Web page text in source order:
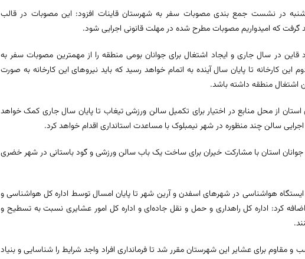
در نشست جمع بندی مصوبات سفر به شهرستان قاینات افزود: این مصوبات در قالب
گرفت که امیدواریم مصوبات مطرح شده در مهلت قانونی اجرایی شود.
قاین در سال جاری و ایجاد اشتغال برای جوانان بومی منطقه را از مهمترین مصوبات سفر به
این کارخانه تا پایان سال آینده به اتمام خواهد رسید که باید نیروهای این کارخانه به صورت
منطقه داشته باشد.
از محل منابع در اختیار برای تکمیل سالن ورزشی تیغاب تا پایان سال جاری کمک خواهد
سالن چند منظوره در شهر نیمبلوک با مساعدت استانداری اقدام خواهد کرد.
استان با مشارکت خیران برای ساخت یک باب سالن ورزشی و گود باستانی در شهر خضری
ایستگاه هواشناسی در شهرهای اسفدن و آرین شهر تا پایان امسال توسط اداره کل هواشناسی و
اضافه کرد: اداره کل راهداری و حمل و نقل جاده‌ای و اداره کل امور عشایری نسبت به تسطیح و
مقاوم برای عشایر این شهرستان مقرر شد تا فرمانداری افراد واجد شرایط را شناسایی و بنیاد